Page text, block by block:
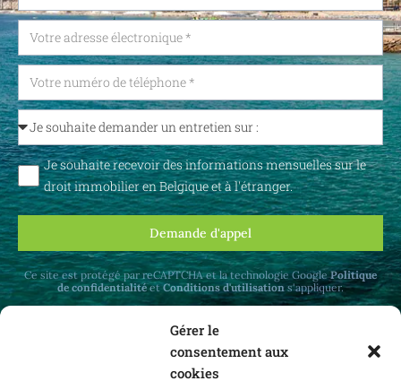
Gérer le
consentement aux
cookies
Je souhaite recevoir des informations mensuelles sur le
droit immobilier en Belgique et à l'étranger.
Demande d'appel
Ce site est protégé par reCAPTCHA et la technologie GooglePolitique
de confidentialitéetConditions d'utilisations'appliquer.